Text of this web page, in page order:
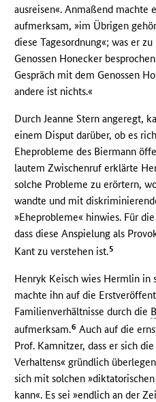
ausreisen«. Anmaßend machte
aufmerksam, »im Übrigen
diese Tagesordnung«; was er
Genossen Honecker
Gespräch mit dem Genossen
andere ist nichts.«
Durch Jeanne Stern angeregt,
einem Disput darüber, ob es
Eheprobleme des Biermann
lautem Zwischenruf erklärte
solche Probleme zu erörtern,
wandte und mit
»Eheprobleme« hinwies. Für
dass diese Anspielung als
Kant zu verstehen ist.5
Henryk Keisch wies Hermlin in
machte ihn auf die
Familienverhältnisse durch die
aufmerksam.6 Auch auf die
Prof. Kamnitzer, dass er sich
Verhaltens« gründlich
sich mit solchen
kann«. Es sei »endlich an der